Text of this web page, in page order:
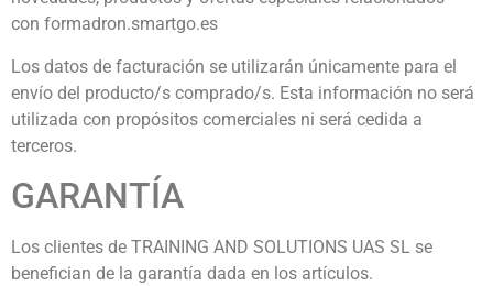
con formadron.smartgo.es
Los datos de facturación se utilizarán únicamente para el
envío del producto/s comprado/s. Esta información no será
utilizada con propósitos comerciales ni será cedida a
terceros.
GARANTÍA
Los clientes de TRAINING AND SOLUTIONS UAS SL se
benefician de la garantía dada en los artículos.